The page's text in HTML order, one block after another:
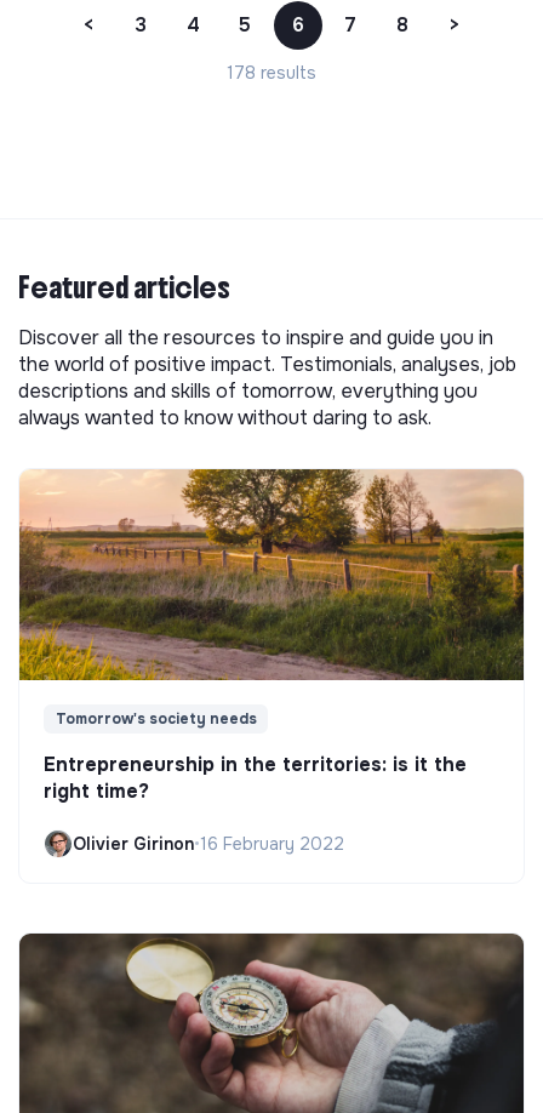
< 3 4 5 6 7 8 >
178 results
Featured articles
Discover all the resources to inspire and guide you in
the world of positive impact. Testimonials, analyses, job
descriptions and skills of tomorrow, everything you
always wanted to know without daring to ask.
Tomorrow's society needs
Entrepreneurship in the territories: is it the
right time?
Olivier Girinon•16 February 2022